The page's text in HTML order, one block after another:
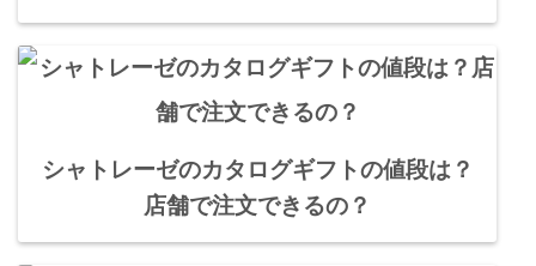
シャトレーゼのカタログギフトの値段は？
店舗で注文できるの？